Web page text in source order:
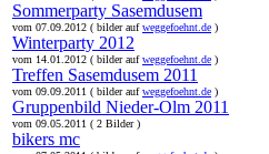
Sommerparty Sasemdusem
vom 07.09.2012 ( bilder aufweggefoehnt.de )
Winterparty 2012
vom 14.01.2012 ( bilder aufweggefoehnt.de )
Treffen Sasemdusem 2011
vom 09.09.2011 ( bilder aufweggefoehnt.de )
Gruppenbild Nieder-Olm 2011
vom 09.05.2011 ( 2 Bilder )
bikers mc